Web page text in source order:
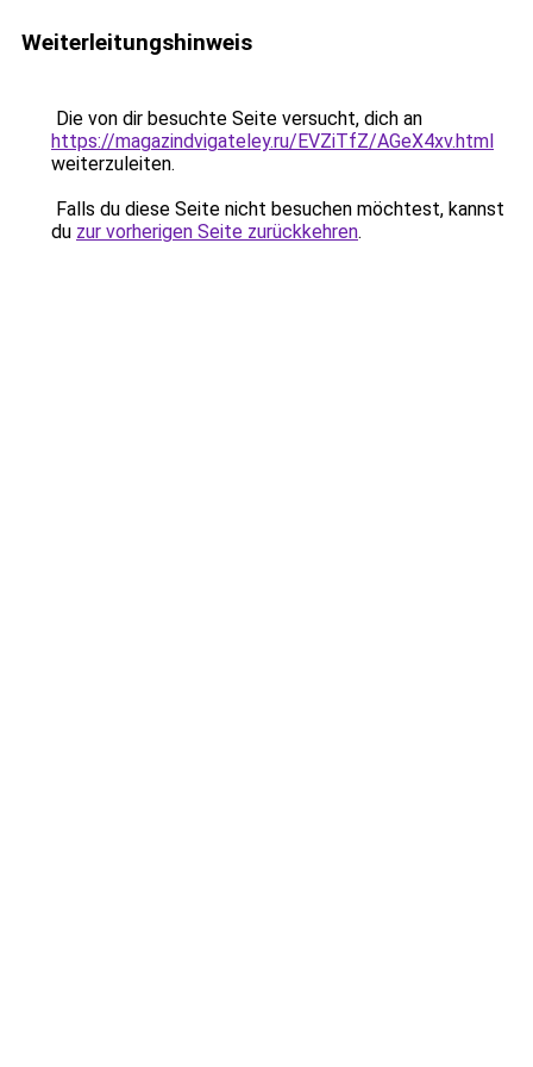
Weiterleitungshinweis
Die von dir besuchte Seite versucht, dich an
https://magazindvigateley.ru/EVZiTfZ/AGeX4xv.html
weiterzuleiten.
Falls du diese Seite nicht besuchen möchtest, kannst
du zur vorherigen Seite zurückkehren.